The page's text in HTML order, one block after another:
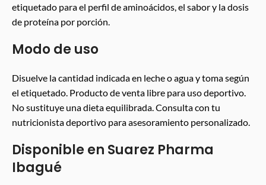
etiquetado para el perfil de aminoácidos, el sabor y la dosis
de proteína por porción.
Modo de uso
Disuelve la cantidad indicada en leche o agua y toma según
el etiquetado. Producto de venta libre para uso deportivo.
No sustituye una dieta equilibrada. Consulta con tu
nutricionista deportivo para asesoramiento personalizado.
Disponible en Suarez Pharma
Ibagué